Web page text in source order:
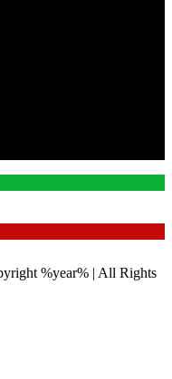
%year% | All Rights